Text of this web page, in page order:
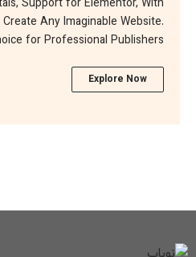
Ready for Core Web Vitals, Support
Options Allows to Create Any
It is the Perfect Choice for